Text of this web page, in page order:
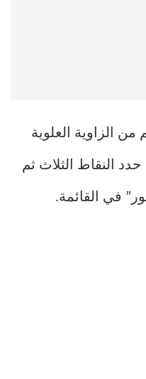
من الزاوية العلوية
النقاط الثلاث ثم
في القائمة.